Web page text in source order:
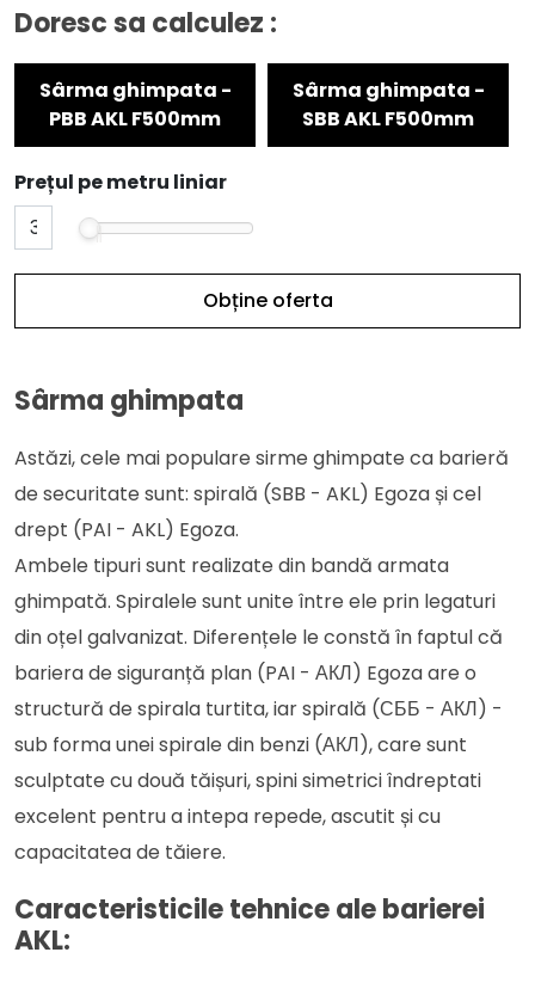
Doresc sa calculez :
Sârma ghimpata -
PBB AKL F500mm
Sârma ghimpata -
SBB AKL F500mm
Prețul pe metru liniar
Obține oferta
Sârma ghimpata
Astăzi, cele mai populare sirme ghimpate ca barieră
de securitate sunt: ​​​​spirală (SBB - AKL) Egoza și cel
drept (PAI - AKL) Egoza.
Ambele tipuri sunt realizate din bandă armata
ghimpată. Spiralele sunt unite între ele prin legaturi
din oțel galvanizat. Diferențele le constă în faptul că
bariera de siguranță plan (PAI - АКЛ) Egoza are o
structură de spirala turtita, iar spirală (СББ - АКЛ) -
sub forma unei spirale din benzi (АКЛ), care sunt
sculptate cu două tăișuri, spini simetrici îndreptati
excelent pentru a intepa repede, ascutit și cu
capacitatea de tăiere.
Caracteristicile tehnice ale barierei
AKL: